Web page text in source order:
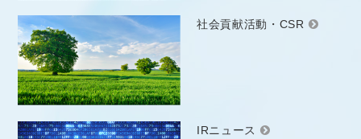
社会貢献活動・CSR
IRニュース